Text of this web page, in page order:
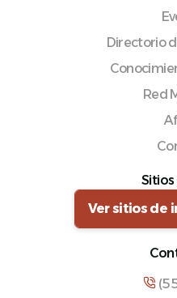
Directorio
Red
Ver sitios de